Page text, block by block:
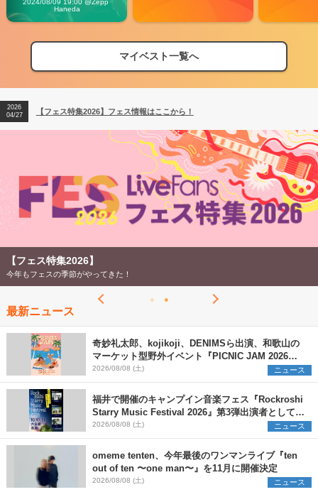
2024/08/09 19:00 @Zepp
Haneda
マイベスト一覧へ
【フェス特集2026】フェス情報はここから！
【ライブ動員ランキング】2026年上半期編発表！
2026
04/27
【フェス特集2026】フェス情報はここから！
2026
【ライブ動員ランキング】2026年上半期編発表！
【フェス特集2026】
今年もフェスの季節がやってきた！
最新ニュース
奇妙礼太郎、kojikoji、DENIMSら出演、和歌山の
マーケット型野外イベント『PICNIC JAM 2026』
早割チケット発売開始
2026/08/08 (土) ニュース
福井で開催のキャンプイン音楽フェス『Rockroshi
Starry Music Festival 2026』第3弾出演者として
SCOOBIE DO、かりゆし58、Reiを発表
2026/08/08 (土) ニュース
omeme tenten、今年最後のワンマンライブ『ten
out of ten 〜one man〜』を11月に開催決定
2026/08/08 (土) ニュース